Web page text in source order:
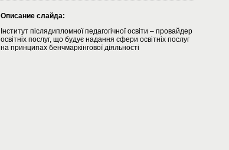
Описание слайда:
Інститут післядипломної педагогічної освіти – провайдер
освітніх послуг, що будує надання сфери освітніх послуг
на принципах бенчмаркінгової діяльності